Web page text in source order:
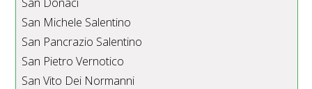
San Michele Salentino
San Pancrazio Salentino
San Pietro Vernotico
San Vito Dei Normanni